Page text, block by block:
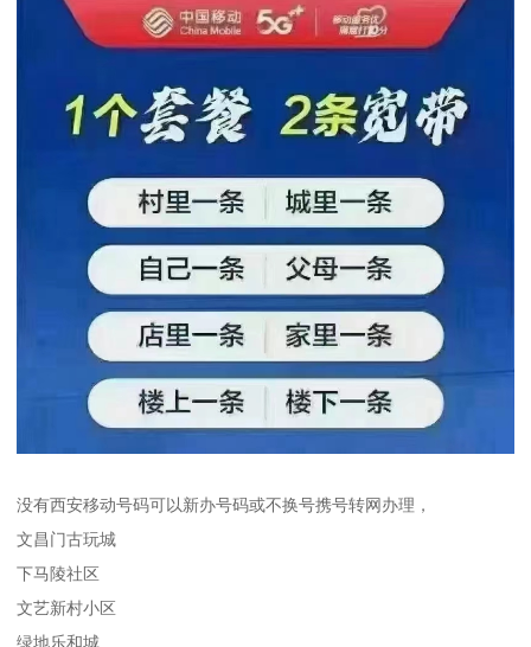
没有西安移动号码可以新办号码或不换号携号转网办理，
文昌门古玩城
下马陵社区
文艺新村小区
绿地乐和城